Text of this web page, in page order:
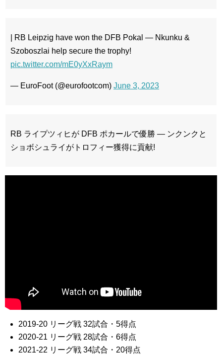
| RB Leipzig have won the DFB Pokal — Nkunku &
Szoboszlai help secure the trophy!
pic.twitter.com/mE0yXxRaym
— EuroFoot (@eurofootcom) June 3, 2023
RB ライプツィヒが DFB ポカールで優勝 — ンクンクと
ショボシュライがトロフィー獲得に貢献!
2019-20 リーグ戦 32試合・5得点
2020-21 リーグ戦 28試合・6得点
2021-22 リーグ戦 34試合・20得点